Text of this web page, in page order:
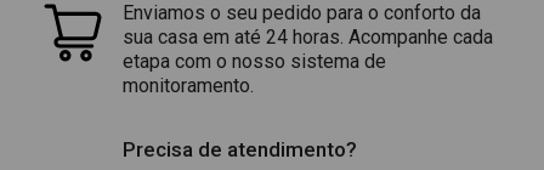
Enviamos o seu pedido para o conforto da
sua casa em até 24 horas. Acompanhe cada
etapa com o nosso sistema de
monitoramento.
Precisa de atendimento?